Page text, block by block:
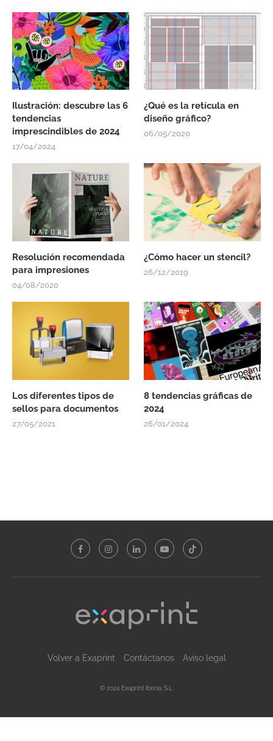
Ilustración: descubre las 6
tendencias
imprescindibles de 2024
17/04/2024
¿Qué es la retícula en
diseño gráfico?
06/05/2020
Resolución recomendada
para impresiones
04/08/2020
¿Cómo hacer un stencil?
26/12/2019
Los diferentes tipos de
sellos para documentos
27/05/2021
8 tendencias gráficas de
2024
26/01/2024
Volver a Exaprint Contáctanos Aviso legal
© 2024 Exaprint Iberia, S.L.